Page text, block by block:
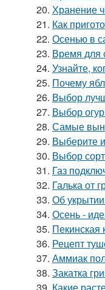
20. Хранение
21. Как
22. Осенью в
23. Время для
24. Узнайте,
25. Почему
26. Выбор
27. Выбор
28. Самые
29. Выберите
30. Выбор
31. Газ
32. Галька от
33. Об
34. Осень -
35. Пекинская
36. Рецепт
37. Аммиак
38. Закатка